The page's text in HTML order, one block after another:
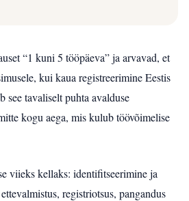
“1 kuni 5 tööpäeva” ja arvavad, et
kui kaua registreerimine Eestis
see tavaliselt puhta avalduse
kogu aega, mis kulub töövõimelise
viieks kellaks: identifitseerimine ja
registriotsus, pangandus